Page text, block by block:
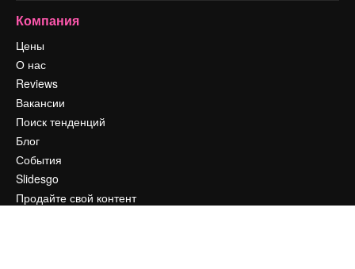
Компания
Цены
О нас
Reviews
Вакансии
Поиск тенденций
Блог
События
Slidesgo
Продайте свой контент